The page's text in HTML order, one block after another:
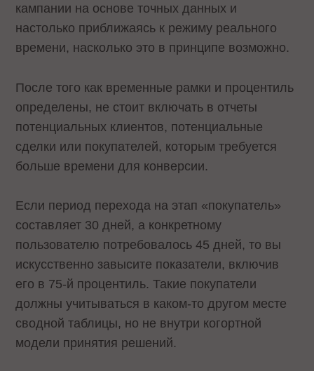
кампании на основе точных данных и
настолько приближаясь к режиму реального
времени, насколько это в принципе возможно.
После того как временные рамки и процентиль
определены, не стоит включать в отчеты
потенциальных клиентов, потенциальные
сделки или покупателей, которым требуется
больше времени для конверсии.
Если период перехода на этап «покупатель»
составляет 30 дней, а конкретному
пользователю потребовалось 45 дней, то вы
искусственно завысите показатели, включив
его в 75-й процентиль. Такие покупатели
должны учитываться в каком-то другом месте
сводной таблицы, но не внутри когортной
модели принятия решений.